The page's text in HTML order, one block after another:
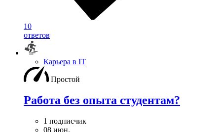
10
ответов
Карьера в IT
Простой
Работа без опыта студентам?
1 подписчик
08 июн.